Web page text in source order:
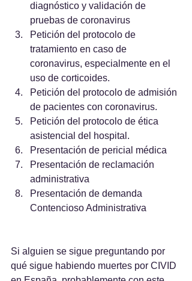
diagnóstico y validación de
pruebas de coronavirus
Petición del protocolo de
tratamiento en caso de
coronavirus, especialmente en el
uso de corticoides.
Petición del protocolo de admisión
de pacientes con coronavirus.
Petición del protocolo de ética
asistencial del hospital.
Presentación de pericial médica
Presentación de reclamación
administrativa
Presentación de demanda
Contencioso Administrativa
Si alguien se sigue preguntando por
qué sigue habiendo muertes por CIVID